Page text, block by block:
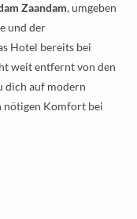
Zaandam, umgeben
und der
Hotel bereits bei
weit entfernt von den
dich auf modern
nötigen Komfort bei